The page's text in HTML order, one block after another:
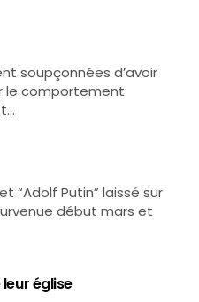
soupçonnées d’avoir
le comportement
“Adolf Putin” laissé sur
début mars et
église